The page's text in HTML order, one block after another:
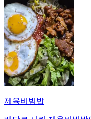
제육비빔밥